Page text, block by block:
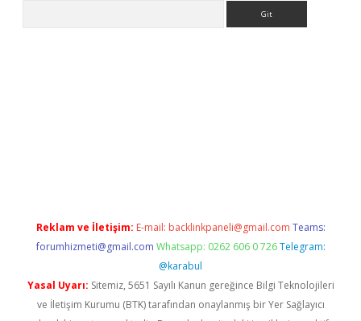
Reklam ve İletişim: E-mail: backlinkpaneli@gmail.com Teams:
forumhizmeti@gmail.com Whatsapp: 0262 606 0 726 Telegram:
@karabul
Yasal Uyarı: Sitemiz, 5651 Sayılı Kanun gereğince Bilgi Teknolojileri
ve İletişim Kurumu (BTK) tarafından onaylanmış bir Yer Sağlayıcı